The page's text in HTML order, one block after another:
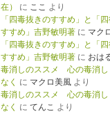
在）
に ここ より
「四毒抜きのすすめ」と「
すすめ」吉野敏明著に マク
「四毒抜きのすすめ」と「
すすめ」吉野敏明著に おは
毒消しのススメ 心の毒消し
なく に マクロ美風より
毒消しのススメ 心の毒消し
なく に てんこ より